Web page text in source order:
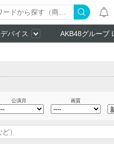
デバイス AKB48グループ
公演月 画質